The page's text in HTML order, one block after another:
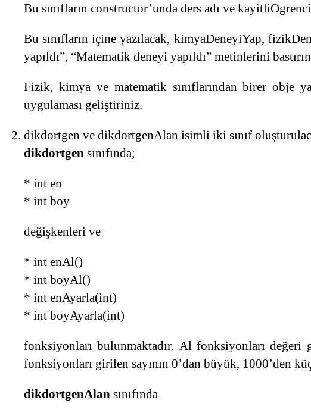
Bu sınıfların constructor’unda ders adı ve
Bu sınıfların içine yazılacak, kimyaDeneyiYap,
yapıldı”, “Matematik deneyi yapıldı” metinlerini
Fizik, kimya ve matematik sınıflarından birer obje
uygulaması geliştiriniz.
dikdortgen ve dikdortgenAlan isimli iki sınıf
dikdortgensınıfında;
* int en
* int boy
değişkenleri ve
* int enAl()
* int boyAl()
* int enAyarla(int)
* int boyAyarla(int)
fonksiyonları bulunmaktadır. Al fonksiyonları değeri
fonksiyonları girilen sayının 0’dan büyük, 1000’den
dikdortgenAlansınıfında